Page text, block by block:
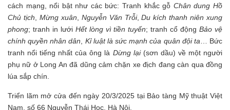
cách mạng, nổi bật như các bức: Tranh khắc gỗ Chân dung Hồ
Chủ tịch
Mừng xuân Nguyễn Văn Trỗi,Du kích thanh niên xung
phong; tranh in lưới Hết lòng vì tiền tuyến; tranh cổ độngBảo vệ
chính quyền nhân dân
Kỉ luật là sức mạnh của quân đội ta … Bức
tranh nổi tiếng nhất của ông là Dừng lại(sơn dầu) về một người
phụ nữ ở Long An đã dũng cảm chặn xe địch đang càn qua đồng
lúa sắp chín.
Triển lãm mở cửa đến ngày 20/3/2025 tại Bảo tàng Mỹ thuật Việt
Nam, số 66 Nguyễn Thái Học, Hà Nội.